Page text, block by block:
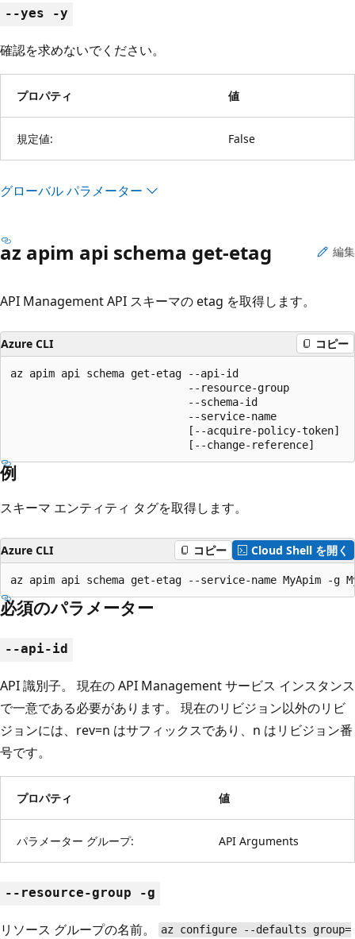
--yes -y
確認を求めないでください。
プロパティ 値
規定値: False
グローバル パラメーター
az apim api schema get-etag 編集
API Management API スキーマの etag を取得します。
Azure CLI コピー
az apim api schema get-etag --api-id
                            --resource-group
                            --schema-id
                            --service-name
                            [--acquire-policy-token]
                            [--change-reference]
例
スキーマ エンティティ タグを取得します。
Azure CLI コピー Cloud Shell を開く
az apim api schema get-etag --service-name MyApim -g
必須のパラメーター
--api-id
API 識別子。 現在の API Management サービス インスタンス
で一意である必要があります。 現在のリビジョン以外のリビ
ジョンには、rev=n はサフィックスであり、n はリビジョン番
号です。
プロパティ 値
パラメーター グループ: API Arguments
--resource-group -g
リソース グループの名前。
az configure --defaults group=